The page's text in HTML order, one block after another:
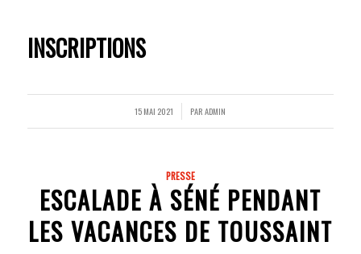
INSCRIPTIONS
15 MAI 2021 PARADMIN
PRESSE
ESCALADE À SÉNÉ PENDANT
LES VACANCES DE TOUSSAINT